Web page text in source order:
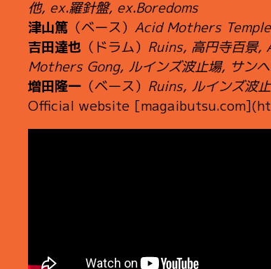
他, ex.羅針盤, ex.Boredoms
津山篤 （ベース） Acid Mothers
吉田達也 （ドラム） Ruins, 高円寺百景
Mothers Gong, ルインズ波止場, サン
増田隆一 （ベース） Ruins, ルインズ波
Official website